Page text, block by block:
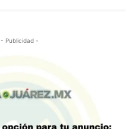
- Publicidad -